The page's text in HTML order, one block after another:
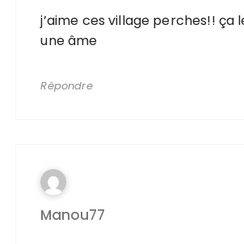
j’aime ces village perches!! ça
une âme
Répondre
Manou77